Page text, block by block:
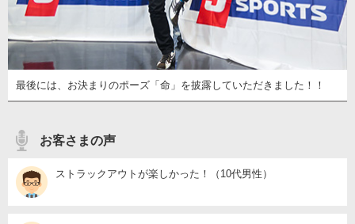
最後には、お決まりのポーズ「命」を披露していただきました！！
お客さまの声
ストラックアウトが楽しかった！（10代男性）